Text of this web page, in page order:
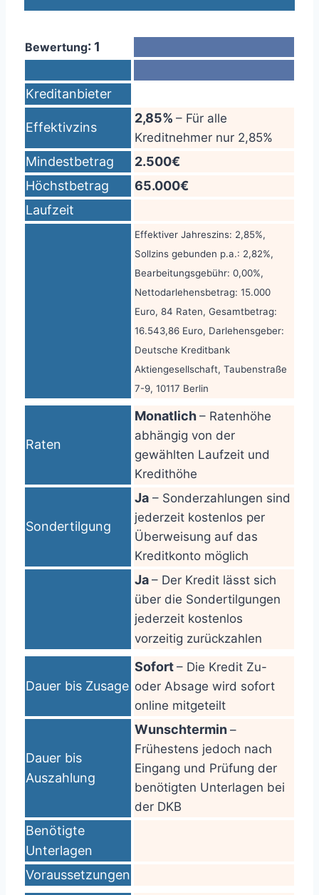
Bewertung: 1
Kreditanbieter
Effektivzins
2,85% – Für alle
Kreditnehmer nur 2,85%
Mindestbetrag
2.500€
Höchstbetrag
65.000€
Laufzeit
Effektiver Jahreszins: 2,85%,
Sollzins gebunden p.a.: 2,82%,
Bearbeitungsgebühr: 0,00%,
Nettodarlehensbetrag: 15.000
Euro, 84 Raten, Gesamtbetrag:
16.543,86 Euro, Darlehensgeber:
Deutsche Kreditbank
Aktiengesellschaft, Taubenstraße
7-9, 10117 Berlin
Raten
Monatlich – Ratenhöhe
abhängig von der
gewählten Laufzeit und
Kredithöhe
Sondertilgung
Ja – Sonderzahlungen sind
jederzeit kostenlos per
Überweisung auf das
Kreditkonto möglich
Ja – Der Kredit lässt sich
über die Sondertilgungen
jederzeit kostenlos
vorzeitig zurückzahlen
Dauer bis Zusage
Sofort – Die Kredit Zu-
oder Absage wird sofort
online mitgeteilt
Dauer bis
Auszahlung
Wunschtermin –
Frühestens jedoch nach
Eingang und Prüfung der
benötigten Unterlagen bei
der DKB
Benötigte
Unterlagen
Voraussetzungen